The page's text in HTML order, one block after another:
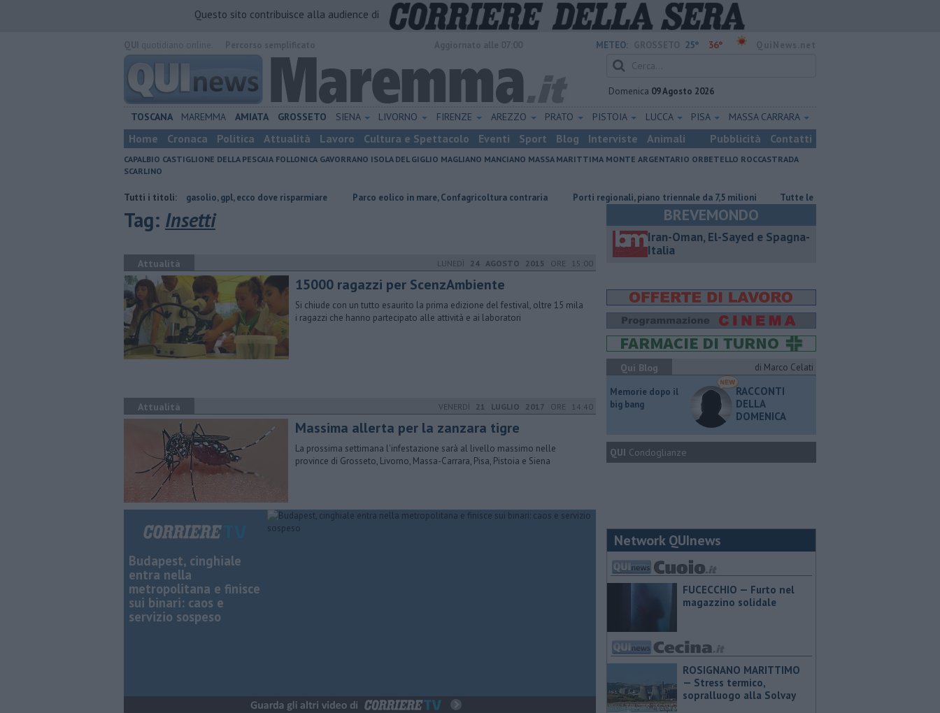
Questo sito contribuisce alla audience di
METEO: 25° 36°
Domenica 09 Agosto 2026
TOSCANA MAREMMA AMIATA GROSSETO SIENA LIVORNO FIRENZE AREZZO PRATO PISTOIA LUCCA PISA MASSA CARRARA
Home Cronaca Politica Attualità Lavoro Cultura e Spettacolo Eventi Sport Blog Interviste Animali Pubblicità Contatti
CAPALBIO CASTIGLIONE DELLA PESCAIA FOLLONICA GAVORRANO ISOLA DEL GIGLIO MAGLIANO MANCIANO MASSA MARITTIMA MONTE ARGENTARIO ORBETELLO ROCCASTRADA
SCARLINO
Tutti i titoli:
​Benzina, gasolio, gpl, ecco dove risparmiare Parco eolico in mare, Confagricoltura contraria Porti regionali, piano triennale da 7,5 milioni ​Tutte le offerte di lavoro in provincia di Grosseto
Tag: Insetti
Attualità LUNEDÌ 24 AGOSTO 2015 ORE 15:00
15000 ragazzi per ScenzAmbiente
Si chiude con un tutto esaurito la prima edizione del festival, oltre 15 mila
i ragazzi che hanno partecipato alle attività e ai laboratori
Attualità VENERDÌ 21 LUGLIO 2017 ORE 14:40
Massima allerta per la zanzara tigre
La prossima settimana l'infestazione sarà al livello massimo nelle
province di Grosseto, Livorno, Massa-Carrara, Pisa, Pistoia e Siena
Budapest, cinghiale
entra nella
metropolitana e finisce
sui binari: caos e
servizio sospeso
BREVEMONDO
Iran-Oman, El-Sayed e Spagna-
Italia
Qui Blog di Marco Celati
Memorie dopo il
big bang
RACCONTI
DELLA
DOMENICA
QUI Condoglianze
Network QUInews
FUCECCHIO — Furto nel
magazzino solidale
ROSIGNANO MARITTIMO
— Stress termico,
sopralluogo alla Solvay